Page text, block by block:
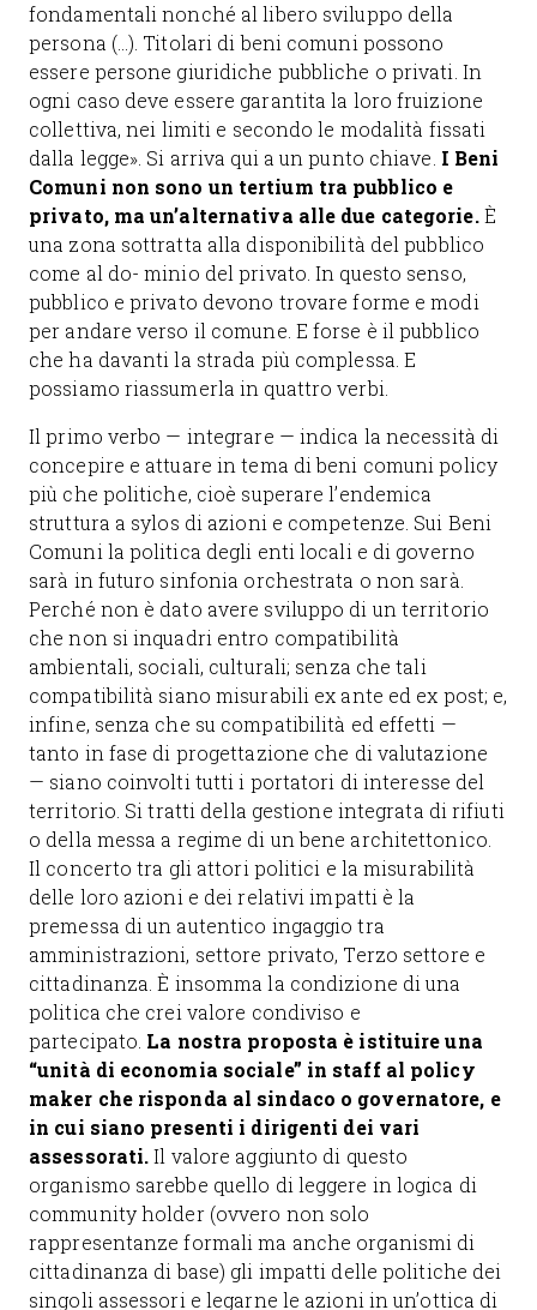
fondamentali nonché al libero sviluppo della
persona (…). Titolari di beni comuni possono
essere persone giuridiche pubbliche o privati. In
ogni caso deve essere garantita la loro fruizione
collettiva, nei limiti e secondo le modalità fissati
dalla legge». Si arriva qui a un punto chiave. I Beni
Comuni non sono un tertium tra pubblico e
privato, ma un’alternativa alle due categorie.È
una zona sottratta alla disponibilità del pubblico
come al do- minio del privato. In questo senso,
pubblico e privato devono trovare forme e modi
per andare verso il comune. E forse è il pubblico
che ha davanti la strada più complessa. E
possiamo riassumerla in quattro verbi.
Il primo verbo — integrare — indica la necessità di
concepire e attuare in tema di beni comuni policy
più che politiche, cioè superare l’endemica
struttura a sylos di azioni e competenze. Sui Beni
Comuni la politica degli enti locali e di governo
sarà in futuro sinfonia orchestrata o non sarà.
Perché non è dato avere sviluppo di un territorio
che non si inquadri entro compatibilità
ambientali, sociali, culturali; senza che tali
compatibilità siano misurabili ex ante ed ex post; e,
infine, senza che su compatibilità ed effetti —
tanto in fase di progettazione che di valutazione
— siano coinvolti tutti i portatori di interesse del
territorio. Si tratti della gestione integrata di rifiuti
o della messa a regime di un bene architettonico.
Il concerto tra gli attori politici e la misurabilità
delle loro azioni e dei relativi impatti è la
premessa di un autentico ingaggio tra
amministrazioni, settore privato, Terzo settore e
cittadinanza. È insomma la condizione di una
politica che crei valore condiviso e
partecipato. La nostra proposta è istituire una
“unità di economia sociale” in staff al policy
maker che risponda al sindaco o governatore, e
in cui siano presenti i dirigenti dei vari
assessorati.Il valore aggiunto di questo
organismo sarebbe quello di leggere in logica di
community holder (ovvero non solo
rappresentanze formali ma anche organismi di
cittadinanza di base) gli impatti delle politiche dei
singoli assessori e legarne le azioni in un’ottica di